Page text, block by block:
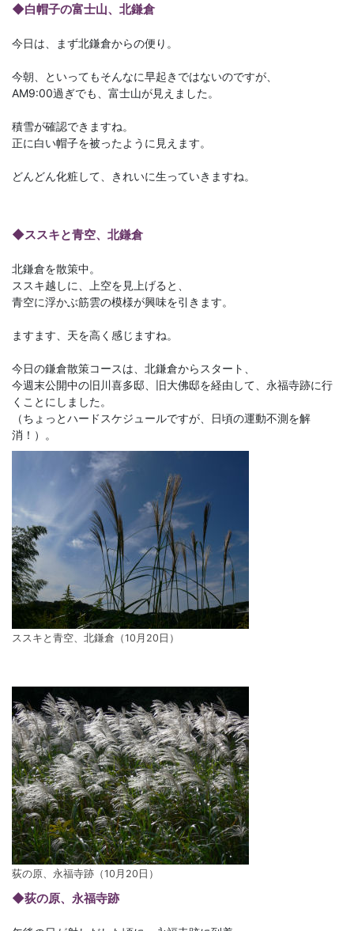
◆白帽子の富士山、北鎌倉
今日は、まず北鎌倉からの便り。
今朝、といってもそんなに早起きではないのですが、
AM9:00過ぎでも、富士山が見えました。
積雪が確認できますね。
正に白い帽子を被ったように見えます。
どんどん化粧して、きれいに生っていきますね。
◆ススキと青空、北鎌倉
北鎌倉を散策中。
ススキ越しに、上空を見上げると、
青空に浮かぶ筋雲の模様が興味を引きます。
ますます、天を高く感じますね。
今日の鎌倉散策コースは、北鎌倉からスタート、
今週末公開中の旧川喜多邸、旧大佛邸を経由して、永福寺跡に行
くことにしました。
（ちょっとハードスケジュールですが、日頃の運動不測を解
消！）。
ススキと青空、北鎌倉（10月20日）
荻の原、永福寺跡（10月20日）
◆荻の原、永福寺跡